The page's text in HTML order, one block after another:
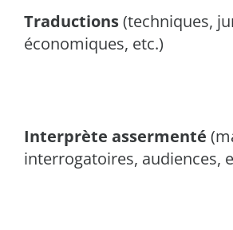
Traductions(techniques,
économiques, etc.)
Interprète assermenté
interrogatoires, audiences,